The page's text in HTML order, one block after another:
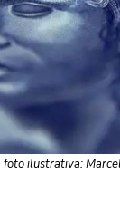
ilustrativa: